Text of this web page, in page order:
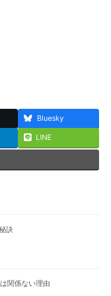
Bluesky
LINE
訣
関係ない理由